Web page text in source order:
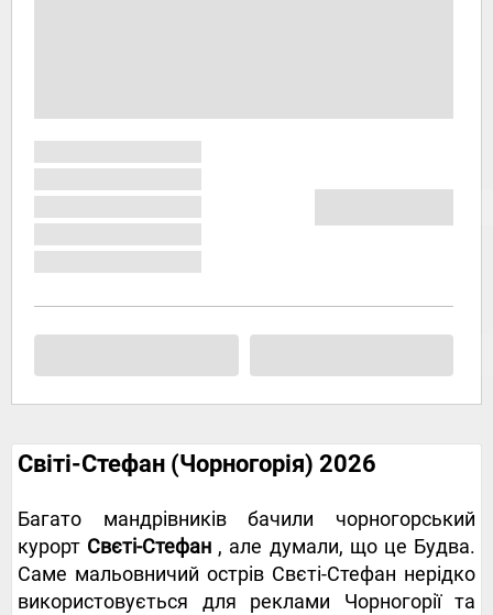
Світі-Стефан (Чорногорія) 2026
Багато мандрівників бачили чорногорський
курорт Свєті-Стефан , але думали, що це Будва.
Саме мальовничий острів Свєті-Стефан нерідко
використовується для реклами Чорногорії та